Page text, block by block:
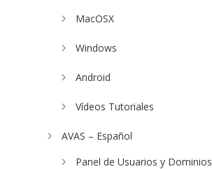
MacOSX
Windows
Android
Vídeos Tutoriales
AVAS – Español
Panel de Usuarios y Dominios